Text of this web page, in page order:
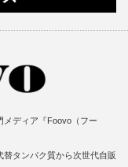
メディア『Foovo（フー
タンパク質から次世代自販